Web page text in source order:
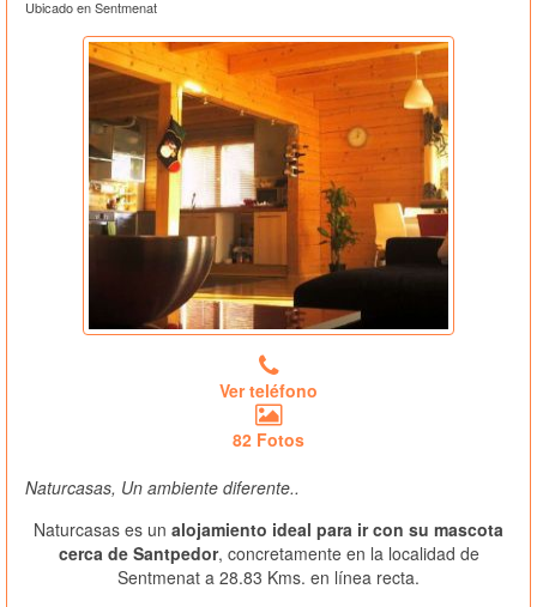
Ubicado en Sentmenat
Ver teléfono
82 Fotos
Naturcasas, Un ambiente diferente..
Naturcasas es un alojamiento ideal para ir con su mascota
cerca de Santpedor, concretamente en la localidad de
Sentmenat a 28.83 Kms. en línea recta.